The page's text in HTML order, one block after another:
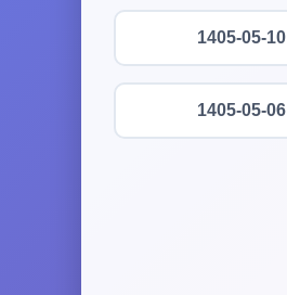
1405-05-10
1405-05-06